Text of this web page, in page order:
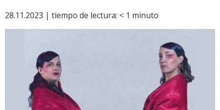
28.11.2023 | tiempo de lectura: < 1 minuto